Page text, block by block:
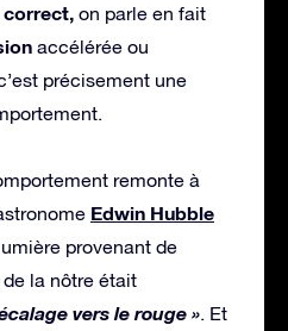
on parle en fait
accélérée ou
précisement une
remonte à
Edwin Hubble
provenant de
la nôtre était
vers le rouge ». Et